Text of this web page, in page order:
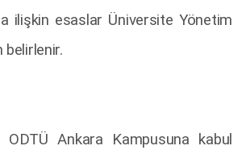
ilişkin esaslar Üniversite Yönetim
belirlenir.
ODTÜ Ankara Kampusuna kabul